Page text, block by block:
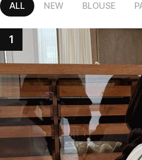
ALL NEW BLOUSE